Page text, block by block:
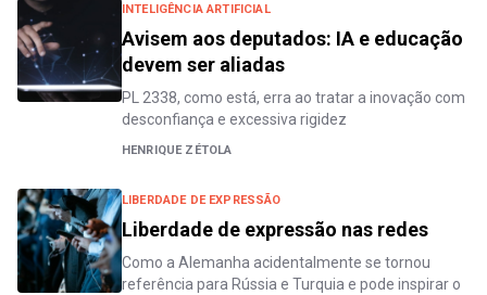
INTELIGÊNCIA ARTIFICIAL
Avisem aos deputados: IA e educação
devem ser aliadas
PL 2338, como está, erra ao tratar a inovação com
desconfiança e excessiva rigidez
HENRIQUE ZÉTOLA
LIBERDADE DE EXPRESSÃO
Liberdade de expressão nas redes
Como a Alemanha acidentalmente se tornou
referência para Rússia e Turquia e pode inspirar o